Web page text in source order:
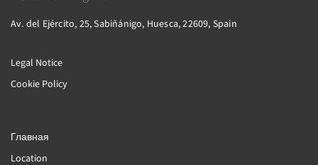
Av. del Ejército, 25, Sabiñánigo, Huesca, 22609, Spain
Legal Notice
Cookie Policy
Главная
Location